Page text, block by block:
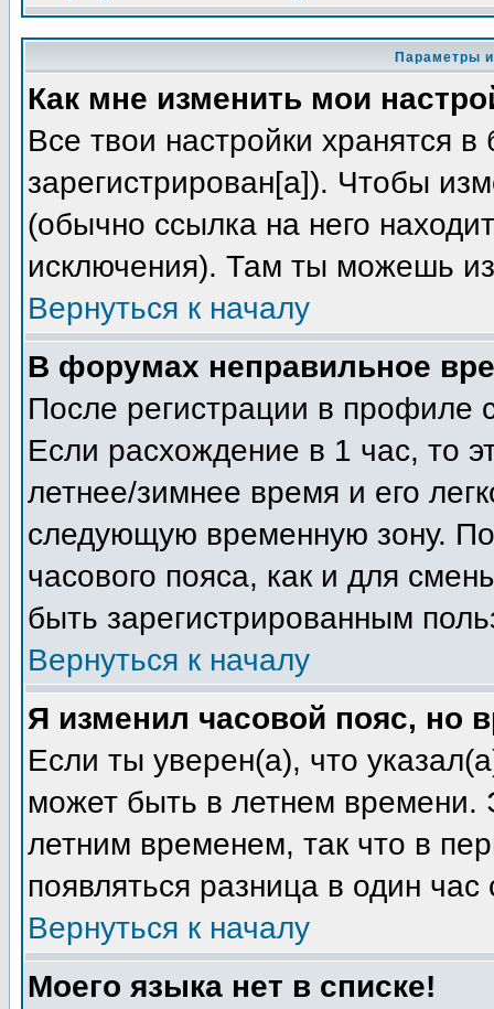
Параметры
Как мне изменить мои
Все твои настройки хранятся
зарегистрирован[а]). Чтобы
(обычно ссылка на него
исключения). Там ты можешь
Вернуться к началу
В форумах неправильное
После регистрации в профиле
Если расхождение в 1 час, то
летнее/зимнее время и его
следующую временную зону.
часового пояса, как и для
быть зарегистрированным
Вернуться к началу
Я изменил часовой пояс, но
Если ты уверен(а), что
может быть в летнем времени.
летним временем, так что в
появляться разница в один
Вернуться к началу
Моего языка нет в списке!